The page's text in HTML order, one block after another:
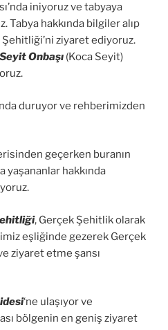
iniyoruz ve tabyaya
Tabya hakkında bilgiler alıp
ziyaret ediyoruz.
Seyit Onbaşı (Koca Seyit)
duruyor ve rehberimizden
geçerken buranın
yaşananlar hakkında
, Gerçek Şehitlik olarak
eşliğinde gezerek Gerçek
ziyaret etme şansı
‘ne ulaşıyor ve
bölgenin en geniş ziyaret